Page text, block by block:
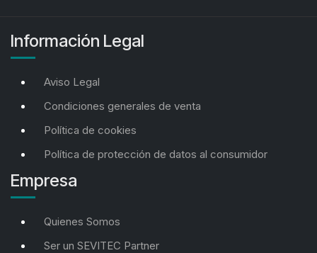
Información Legal
Aviso Legal
Condiciones generales de venta
Política de cookies
Política de protección de datos al consumidor
Empresa
Quienes Somos
Ser un SEVITEC Partner